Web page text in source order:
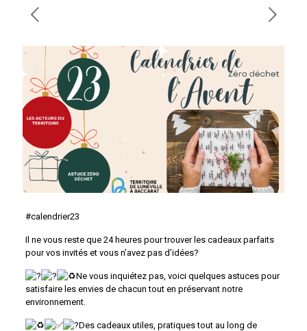
#calendrier23
Il ne vous reste que 24 heures pour trouver les cadeaux parfaits
pour vos invités et vous n’avez pas d’idées?
Ne vous inquiétez pas, voici quelques astuces pour
satisfaire les envies de chacun tout en préservant notre
environnement.
Des cadeaux utiles, pratiques tout au long de